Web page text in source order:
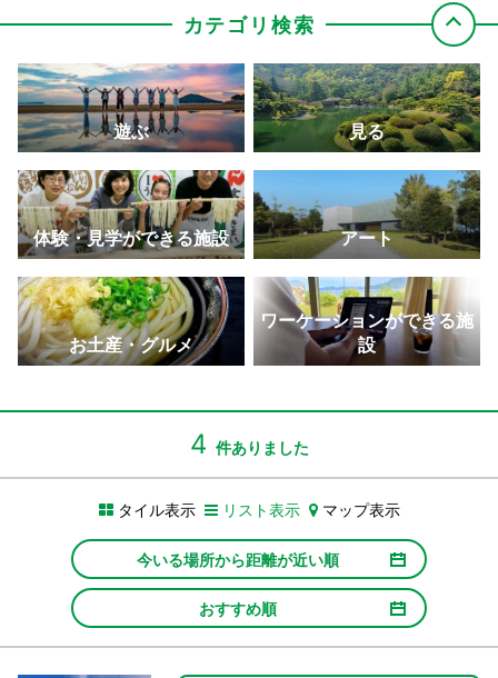
屋島
景・夜景はおすすめ。
さぬきこどもの国
体験型の遊びを通して一日中家族で楽しめる大型児
童館。
玉藻公園（玉藻城）
鯛に餌をあげて自分の願いが叶う”鯛願成就”体験がで
高松中央商店街
アーケードが日本一長いことで知られる商店街。
ーで40分の島
「文化遺産としてのモダニズム建築20選」に選ばれ
た有名建築物
ドルフィンセンター
ができる
大串自然公園
海・山・風などの美しい自然が広がるレジャースポ
ット。
しろとり動物園
動物と距離が近い香川県唯一の動物園には、ホワイ
和三盆（讃州井筒屋敷）
まろやかで上品な甘みの和三盆糖で可愛らしい型抜
き体験ができる
世界的にも珍しい白と黒の縞模様ができた地質の名
津田の松原・琴林公園
丸亀城
の名城。
金丸座
現存する日本最古の芝居小屋で「四国こんぴら歌舞
伎大芝居」開催
瀬戸大橋記念公園
本州と四国を結ぶ瀬戸大橋を望むなら最高のロケー
四国水族館
四国のダイナミックな水景を再現した四国最大級の
水族館。
灌漑用ため池としては日本最大級で6月にはゆる抜き
が実施される
総本山 善通寺
重塔がシンボル
海員学校（粟島）
学校校舎跡。
父母ヶ浜
SNSで拡散！ウユニ塩湖のような写真が撮れる大人
気スポット。
高屋神社
標高404メートルにある天空の鳥居から市内と瀬戸
紫雲出山
ニューヨークタイムズにも取り上げられた桜の名所
は絶景
中世ヨーロッパの古城を思わせるアーチダム
讃岐うどんには欠かせない新鮮な伊吹いりこは出汁
にぴったり
エンジェルロード
叶う天使の道。
寒霞渓
四季折々の景色を楽しめる。ロープウェイからの眺
めは絶景
二十四の瞳映画村
映画のロケ地で、どこか懐かしいノスタルジックな
オリーブ公園
約2,000本のオリーブ畑に囲まれた見どころ満載の
道の駅公園。
日本遺産認定！「備讃諸島の石の島の物語」の構成
文化財が点在
おさるの国 銚子渓
日開催。
カテゴリ検索
遊ぶ 見る
体験・見学ができる施設 アート
お土産・グルメ
ワーケーションができる施
設
4 件ありました
タイル表示 リスト表示 マップ表示
今いる場所から距離が近い順
おすすめ順